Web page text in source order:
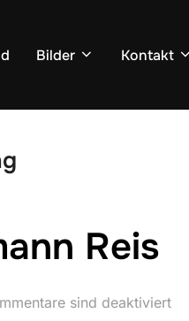
Bilder Kontakt
Reis
sind deaktiviert